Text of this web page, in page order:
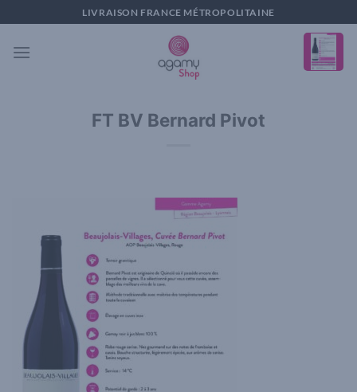
au
contenu
LIVRAISON FRANCE MÉTROPOLITAINE
FT BV Bernard Pivot